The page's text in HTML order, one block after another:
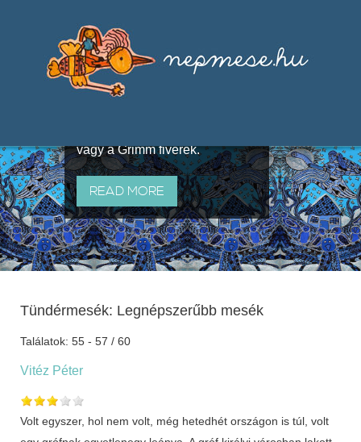
útján terjedő elbeszélésekből,
melyeket olyan ismert gyűjtők
állítottak össze, mint Benedek
vagy a Grimm fivérek.
READ MORE
Tündérmesék: Legnépszerűbb mesék
Találatok: 55 - 57 / 60
Vitéz Péter
Volt egyszer, hol nem volt, még hetedhét országon is túl, volt